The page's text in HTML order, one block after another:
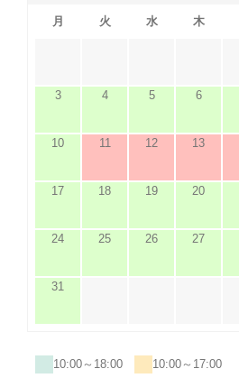
月 火 水 木
3 4 5 6
10 11 12 13
17 18 19 20
24 25 26 27
31
10:00～18:00
10:00～17:00